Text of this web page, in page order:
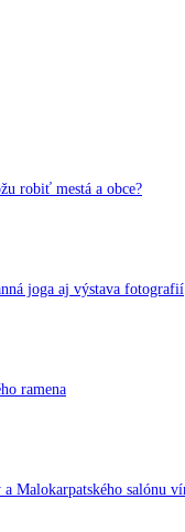
robiť mestá a obce?
joga aj výstava fotografií
ramena
Malokarpatského salónu